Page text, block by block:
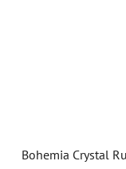
Bohemia Crystal